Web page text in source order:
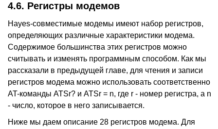
4.6. Регистры модемов
Hayes-совместимые модемы имеют набор регистров,
определяющих различные характеристики модема.
Содержимое большинства этих регистров можно
считывать и изменять программным способом. Как мы
рассказали в предыдущей главе, для чтения и записи
регистров модема можно использовать соответственно
AT-команды ATSr? и ATSr = n, где r - номер регистра, а n
- число, которое в него записывается.
Ниже мы даем описание 28 регистров модема. Для